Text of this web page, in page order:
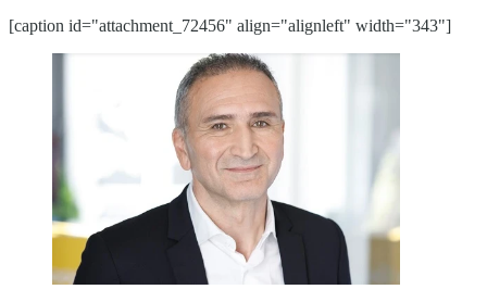
[caption id="attachment_72456" align="alignleft" width="343"]